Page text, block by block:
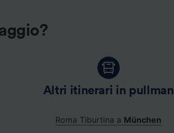
Altri itinerari in pullman
Roma Tiburtina a München